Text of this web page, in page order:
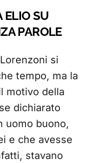
ELIO SU
PAROLE
si
tempo, ma la
motivo della
dichiarato
uomo buono,
e che avesse
stavano